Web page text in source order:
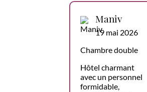
Maniv
19 mai 2026
Chambre double
Hôtel charmant
avec un personnel
formidable,